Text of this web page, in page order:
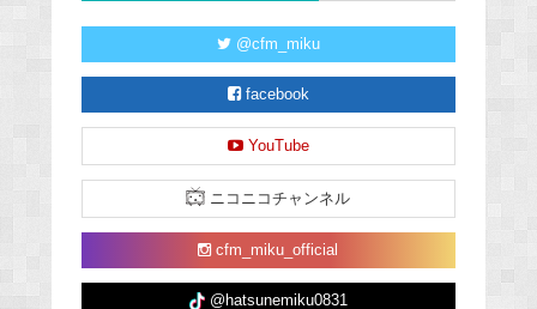
@cfm_miku
facebook
YouTube
ニコニコチャンネル
cfm_miku_official
@hatsunemiku0831